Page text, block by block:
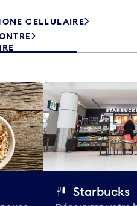
CELLULAIRE
Starbucks